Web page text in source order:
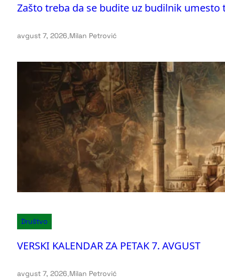
Zašto treba da se budite uz budilnik umesto
avgust 7, 2026.Milan Petrović
Društvo
VERSKI KALENDAR ZA PETAK 7. AVGUST
avgust 7, 2026.Milan Petrović